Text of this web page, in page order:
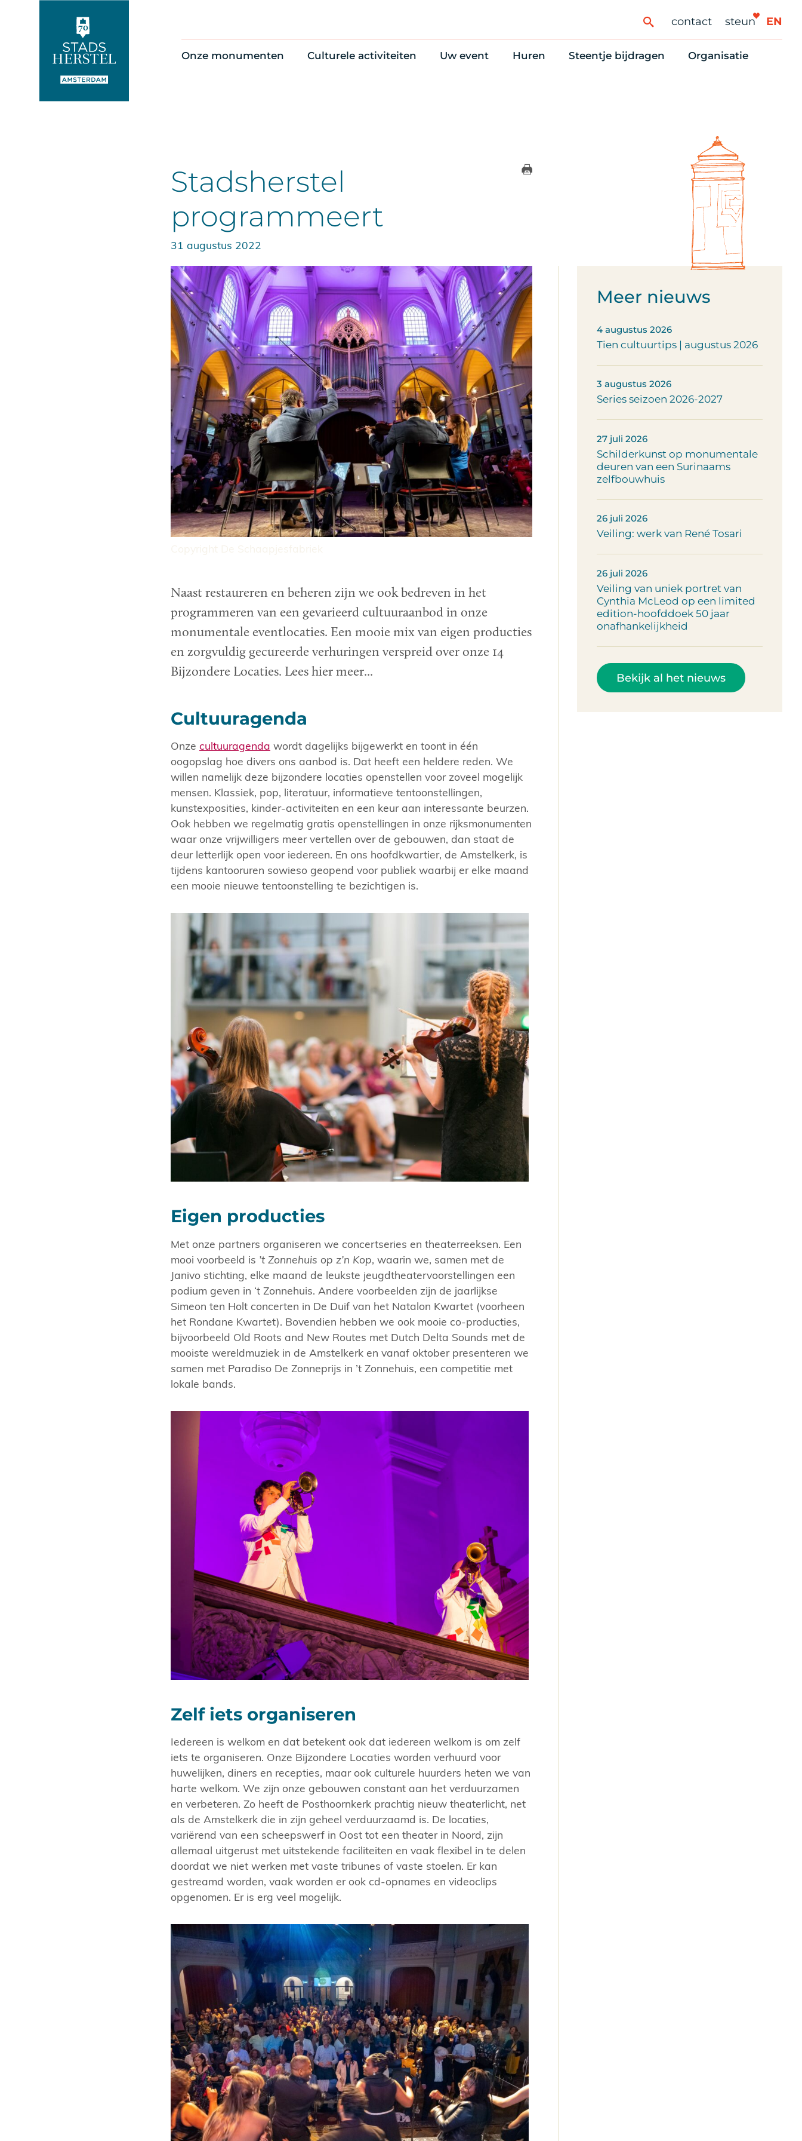
contact steun EN
Onze monumenten Culturele activiteiten Uw event Huren
Onderhoudsmeldingen en huurvragen
Steentje bijdragen
Schenken, nalaten en ANBI
6 redenen om mee te doen
Organisatie
Werken bij
Nieuws en
Stadsherstel
Stadsherstel
programmeert
31 augustus 2022
Naast restaureren en beheren zijn we ook bedreven in het
programmeren van een gevarieerd cultuuraanbod in onze
monumentale eventlocaties. Een mooie mix van eigen producties
en zorgvuldig gecureerde verhuringen verspreid over onze 14
Bijzondere Locaties. Lees hier meer...
Cultuuragenda
Onze cultuuragenda wordt dagelijks bijgewerkt en toont in één
oogopslag hoe divers ons aanbod is. Dat heeft een heldere reden. We
willen namelijk deze bijzondere locaties openstellen voor zoveel mogelijk
mensen. Klassiek, pop, literatuur, informatieve tentoonstellingen,
kunstexposities, kinder-activiteiten en een keur aan interessante beurzen.
Ook hebben we regelmatig gratis openstellingen in onze rijksmonumenten
waar onze vrijwilligers meer vertellen over de gebouwen, dan staat de
deur letterlijk open voor iedereen. En ons hoofdkwartier, de Amstelkerk, is
tijdens kantooruren sowieso geopend voor publiek waarbij er elke maand
een mooie nieuwe tentoonstelling te bezichtigen is.
Eigen producties
Met onze partners organiseren we concertseries en theaterreeksen. Een
mooi voorbeeld is ’t Zonnehuis op z’n Kop, waarin we, samen met de
Janivo stichting, elke maand de leukste jeugdtheatervoorstellingen een
podium geven in ‘t Zonnehuis. Andere voorbeelden zijn de jaarlijkse
Simeon ten Holt concerten in De Duif van het Natalon Kwartet (voorheen
het Rondane Kwartet). Bovendien hebben we ook mooie co-producties,
bijvoorbeeld Old Roots and New Routes met Dutch Delta Sounds met de
mooiste wereldmuziek in de Amstelkerk en vanaf oktober presenteren we
samen met Paradiso De Zonneprijs in ’t Zonnehuis, een competitie met
lokale bands.
Zelf iets organiseren
Iedereen is welkom en dat betekent ook dat iedereen welkom is om zelf
iets te organiseren. Onze Bijzondere Locaties worden verhuurd voor
huwelijken, diners en recepties, maar ook culturele huurders heten we van
harte welkom. We zijn onze gebouwen constant aan het verduurzamen
en verbeteren. Zo heeft de Posthoornkerk prachtig nieuw theaterlicht, net
als de Amstelkerk die in zijn geheel verduurzaamd is. De locaties,
variërend van een scheepswerf in Oost tot een theater in Noord, zijn
allemaal uitgerust met uitstekende faciliteiten en vaak flexibel in te delen
doordat we niet werken met vaste tribunes of vaste stoelen. Er kan
gestreamd worden, vaak worden er ook cd-opnames en videoclips
opgenomen. Er is erg veel mogelijk.
Meer nieuws
4 augustus 2026
Tien cultuurtips | augustus 2026
3 augustus 2026
Series seizoen 2026-2027
27 juli 2026
Schilderkunst op monumentale
deuren van een Surinaams
zelfbouwhuis
26 juli 2026
Veiling: werk van René Tosari
26 juli 2026
Veiling van uniek portret van
Cynthia McLeod op een limited
edition-hoofddoek 50 jaar
onafhankelijkheid
Bekijk al het nieuws